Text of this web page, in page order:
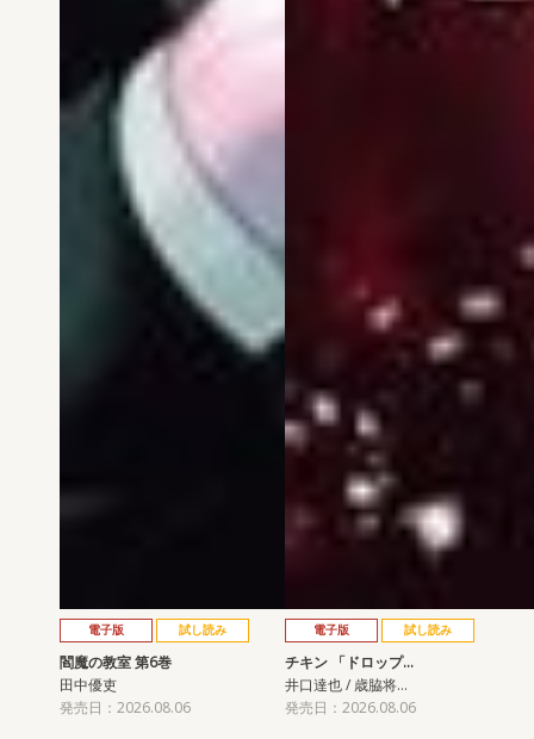
電子版 試し読み
閻魔の教室 第6巻
田中優吏
発売日：2026.08.06
電子版 試し読み
チキン 「ドロップ…
井口達也 / 歳脇将…
発売日：2026.08.06